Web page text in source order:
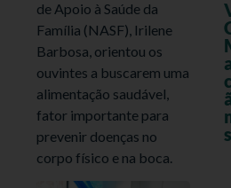
de Apoio à Saúde da
Família (NASF), Irilene
Barbosa, orientou os
ouvintes a buscarem uma
alimentação saudável,
fator importante para
prevenir doenças no
corpo físico e na boca.